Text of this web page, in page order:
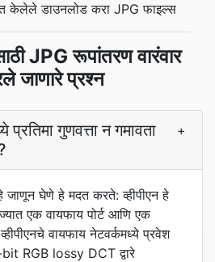
केलेले डाउनलोड करा JPG फाइल्स
JPG रूपांतरण वारंवार
जाणारे प्रश्न
गुणवत्ता न गमावता
+
घेणे हे मदत करते: व्हीपीएन हे
एक वायफाय पोर्ट आणि एक
वायफाय नेटवर्कमध्ये प्रवेश
RGB lossy DCT द्वारे